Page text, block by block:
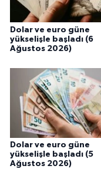
Dolar ve euro güne
yükselişle başladı (6
Ağustos 2026)
Dolar ve euro güne
yükselişle başladı (5
Ağustos 2026)